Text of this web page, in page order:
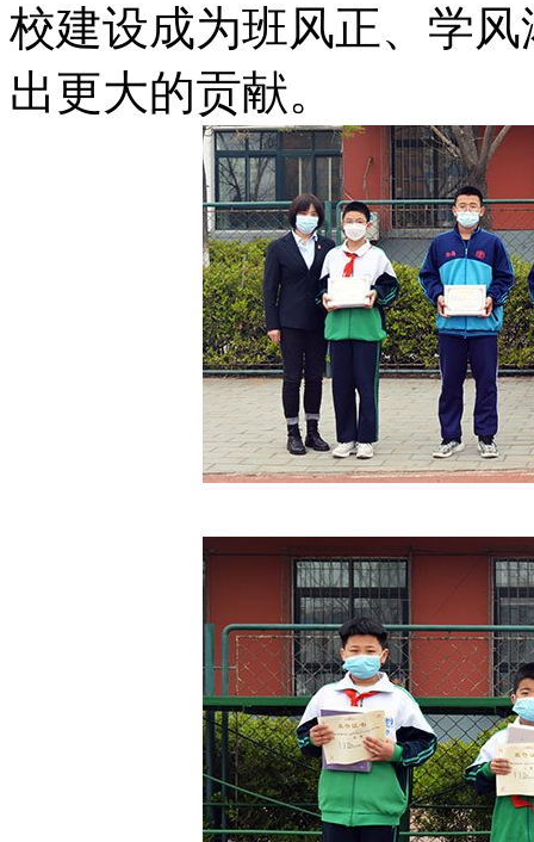
校建设成为班风正、学
出更大的贡献。